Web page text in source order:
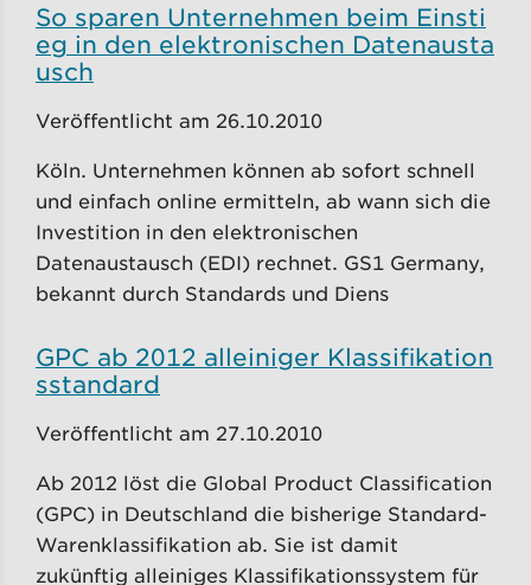
So sparen Unternehmen beim Einsti
eg in den elektronischen Datenausta
usch
Veröffentlicht am 26.10.2010
Köln. Unternehmen können ab sofort schnell
und einfach online ermitteln, ab wann sich die
Investition in den elektronischen
Datenaustausch (EDI) rechnet. GS1 Germany,
bekannt durch Standards und Diens
GPC ab 2012 alleiniger Klassifikation
sstandard
Veröffentlicht am 27.10.2010
Ab 2012 löst die Global Product Classification
(GPC) in Deutschland die bisherige Standard-
Warenklassifikation ab. Sie ist damit
zukünftig alleiniges Klassifikationssystem für